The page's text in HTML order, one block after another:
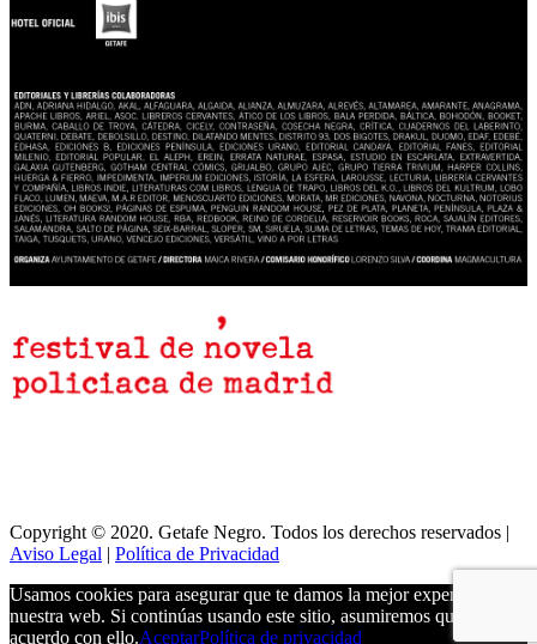
Copyright © 2020. Getafe Negro. Todos los derechos reservados |
Aviso Legal | Política de Privacidad
Usamos cookies para asegurar que te damos la mejor experiencia en
nuestra web. Si continúas usando este sitio, asumiremos que estás de
acuerdo con ello.AceptarPolítica de privacidad